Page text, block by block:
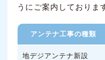
うにご案内しておりま
アンテナ工事の種類
地デジアンテナ新設